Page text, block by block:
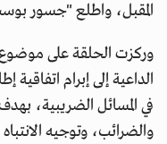
المقبل، واطلع "جسور
وركزت الحلقة على موضوع
الداعية إلى إبرام اتفاقية
في المسائل الضريبية،
والضرائب، وتوجيه